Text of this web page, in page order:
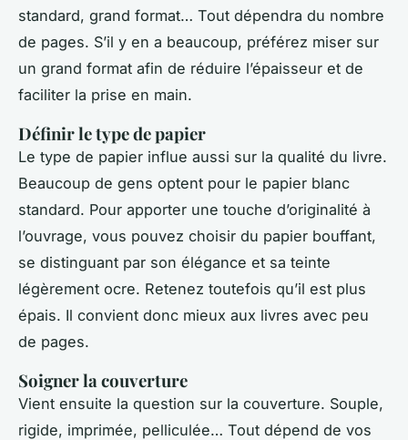
standard, grand format… Tout dépendra du nombre
de pages. S’il y en a beaucoup, préférez miser sur
un grand format afin de réduire l’épaisseur et de
faciliter la prise en main.
Définir le type de papier
Le type de papier influe aussi sur la qualité du livre.
Beaucoup de gens optent pour le papier blanc
standard. Pour apporter une touche d’originalité à
l’ouvrage, vous pouvez choisir du papier bouffant,
se distinguant par son élégance et sa teinte
légèrement ocre. Retenez toutefois qu’il est plus
épais. Il convient donc mieux aux livres avec peu
de pages.
Soigner la couverture
Vient ensuite la question sur la couverture. Souple,
rigide, imprimée, pelliculée… Tout dépend de vos